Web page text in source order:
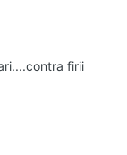
firii